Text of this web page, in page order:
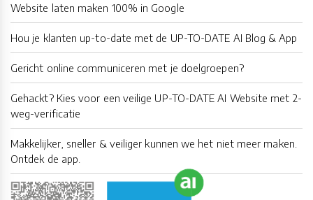
Website laten maken 100% in Google
Hou je klanten up-to-date met de UP-TO-DATE AI Blog & App
Gericht online communiceren met je doelgroepen?
Gehackt? Kies voor een veilige UP-TO-DATE AI Website met 2-
weg-verificatie
Makkelijker, sneller & veiliger kunnen we het niet meer maken.
Ontdek de app.